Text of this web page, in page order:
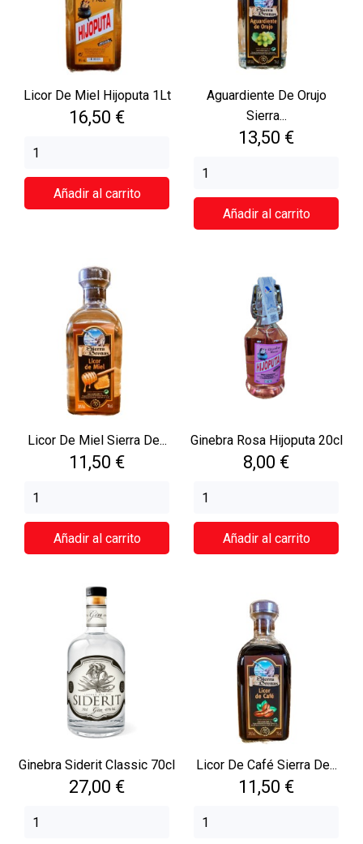
Licor De Miel Hijoputa 1Lt
Precio
16,50 €
Añadir al carrito
Aguardiente De Orujo
Sierra...
Precio
13,50 €
Añadir al carrito
Licor De Miel Sierra De...
Precio
11,50 €
Añadir al carrito
Ginebra Rosa Hijoputa 20cl
Precio
8,00 €
Añadir al carrito
Ginebra Siderit Classic 70cl
Precio
27,00 €
Licor De Café Sierra De...
Precio
11,50 €